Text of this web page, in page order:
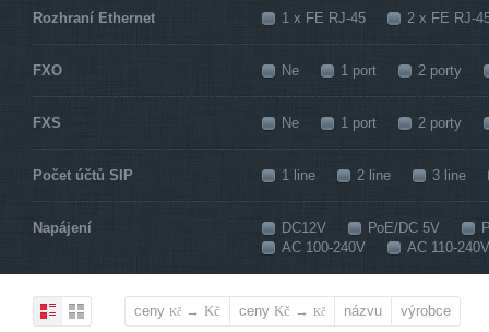
Rozhraní Ethernet 1 x FE RJ-45 2 x FE RJ-
FXO Ne 1 port 2 porty
FXS Ne 1 port 2 porty
Počet účtů SIP 1 line 2 line 3 line
Napájení DC12V РоЕ/DC 5V
AC 100-240V
AC 110-240V
ceny Kč → Kč ceny Kč → Kč názvu výrobce